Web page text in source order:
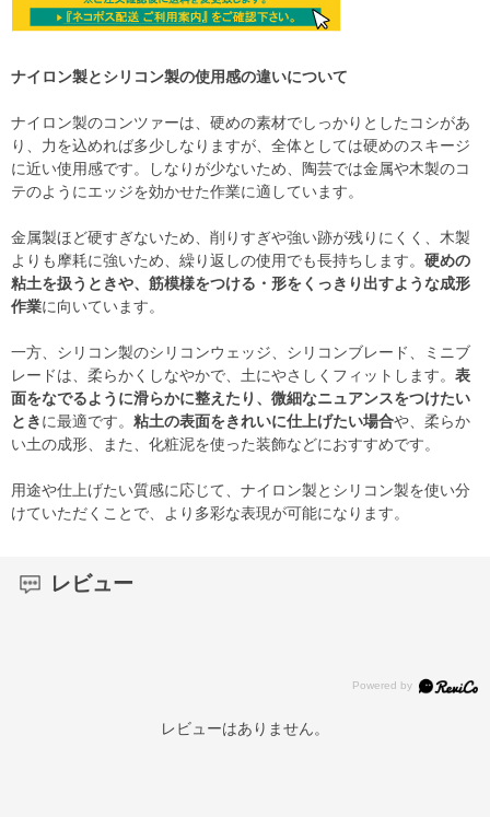
ナイロン製とシリコン製の使用感の違いについて
ナイロン製のコンツァーは、硬めの素材でしっかりとしたコシがあ
り、力を込めれば多少しなりますが、全体としては硬めのスキージ
に近い使用感です。しなりが少ないため、陶芸では金属や木製のコ
テのようにエッジを効かせた作業に適しています。
金属製ほど硬すぎないため、削りすぎや強い跡が残りにくく、木製
よりも摩耗に強いため、繰り返しの使用でも長持ちします。 硬めの
粘土を扱うときや、筋模様をつける・形をくっきり出すような成形
作業に向いています。
一方、シリコン製のシリコンウェッジ、シリコンブレード、ミニブ
レードは、柔らかくしなやかで、土にやさしくフィットします。 表
面をなでるように滑らかに整えたり、微細なニュアンスをつけたい
ときに最適です。 粘土の表面をきれいに仕上げたい場合や、柔らか
い土の成形、また、化粧泥を使った装飾などにおすすめです。
用途や仕上げたい質感に応じて、ナイロン製とシリコン製を使い分
けていただくことで、より多彩な表現が可能になります。
レビュー
レビューはありません。